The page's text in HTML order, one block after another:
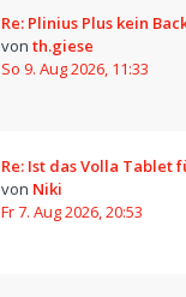
Re: Plinius Plus kein
von th.giese
So 9. Aug 2026, 11:33
Re: Ist das Volla Tablet
von Niki
Fr 7. Aug 2026, 20:53